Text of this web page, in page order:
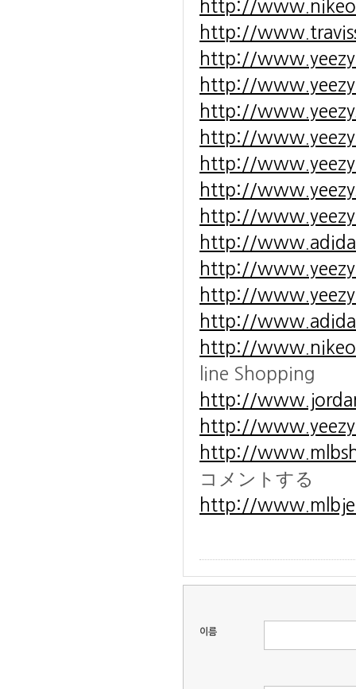
http://
http://
http://
http://
http://
http://
http://
http://
http://
http://
http://
http://
http://
http://
line Shopping
http://
http://
http://
コメントする
http://
이름